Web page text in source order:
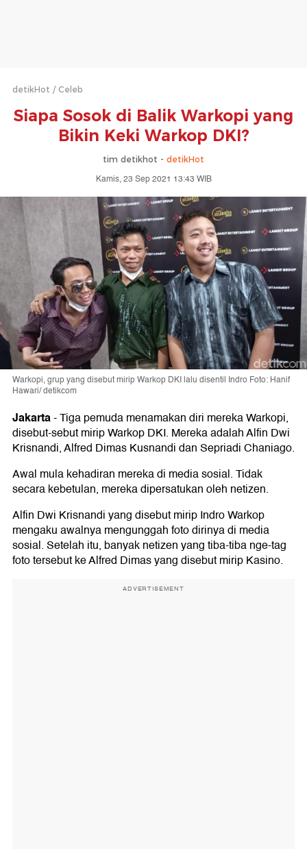
detikHot Celeb
Siapa Sosok di Balik Warkopi yang
Bikin Keki Warkop DKI?
tim detikhot - detikHot
Kamis, 23 Sep 2021 13:43 WIB
Warkopi, grup yang disebut mirip Warkop DKI lalu disentil Indro Foto: Hanif
Hawari/ detikcom
Jakarta-Tiga pemuda menamakan diri mereka Warkopi,
disebut-sebut mirip Warkop DKI. Mereka adalah Alfin Dwi
Krisnandi, Alfred Dimas Kusnandi dan Sepriadi Chaniago.
Awal mula kehadiran mereka di media sosial. Tidak
secara kebetulan, mereka dipersatukan oleh netizen.
Alfin Dwi Krisnandi yang disebut mirip Indro Warkop
mengaku awalnya mengunggah foto dirinya di media
sosial. Setelah itu, banyak netizen yang tiba-tiba nge-tag
foto tersebut ke Alfred Dimas yang disebut mirip Kasino.
ADVERTISEMENT